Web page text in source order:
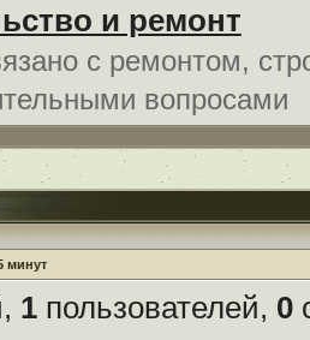
и ремонт
с ремонтом,
вопросами
минут
1пользователей, 0